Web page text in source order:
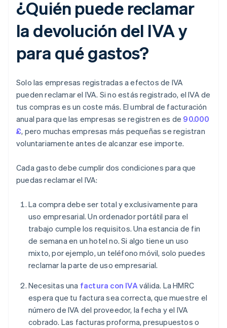
¿Quién puede reclamar
la devolución del IVA y
para qué gastos?
Solo las empresas registradas a efectos de IVA
pueden reclamar el IVA. Si no estás registrado, el IVA de
tus compras es un coste más. El umbral de facturación
anual para que las empresas se registren es de 90.000
£, pero muchas empresas más pequeñas se registran
voluntariamente antes de alcanzar ese importe.
Cada gasto debe cumplir dos condiciones para que
puedas reclamar el IVA:
La compra debe ser total y exclusivamente para
uso empresarial. Un ordenador portátil para el
trabajo cumple los requisitos. Una estancia de fin
de semana en un hotel no. Si algo tiene un uso
mixto, por ejemplo, un teléfono móvil, solo puedes
reclamar la parte de uso empresarial.
Necesitas una factura con IVAválida. La HMRC
espera que tu factura sea correcta, que muestre el
número de IVA del proveedor, la fecha y el IVA
cobrado. Las facturas proforma, presupuestos o